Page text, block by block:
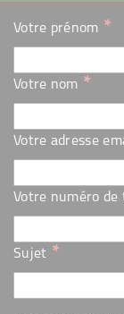
Votre prénom *
Votre nom *
Votre adresse
Votre numéro de
Sujet *